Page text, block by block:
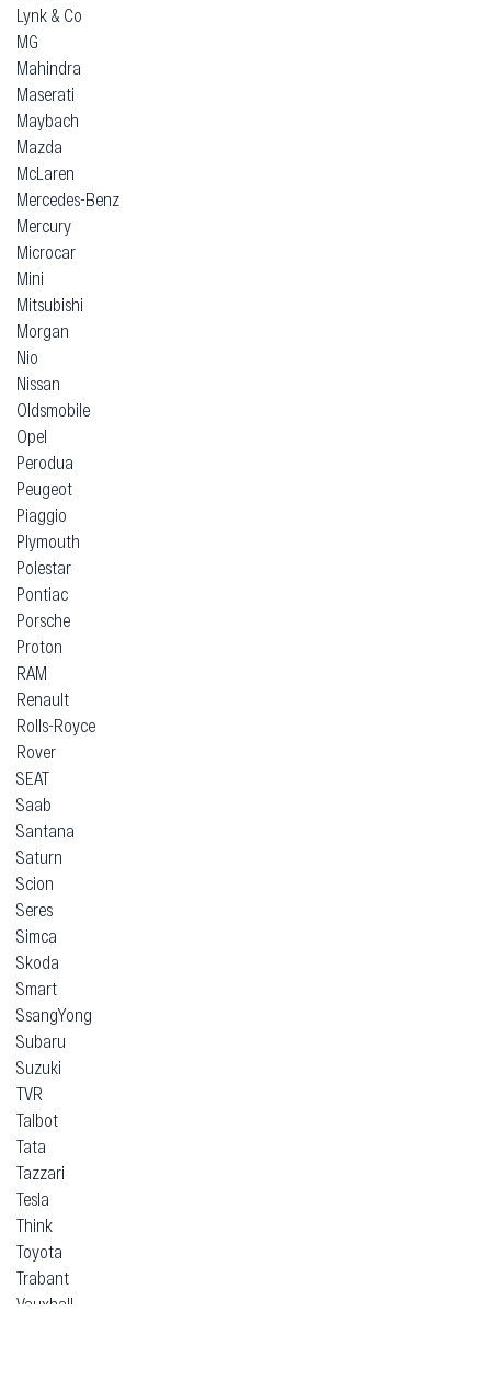
Lynk & Co
MG
Mahindra
Maserati
Maybach
Mazda
McLaren
Mercedes-Benz
Mercury
Microcar
Mini
Mitsubishi
Morgan
Nio
Nissan
Oldsmobile
Opel
Perodua
Peugeot
Piaggio
Plymouth
Polestar
Pontiac
Porsche
Proton
RAM
Renault
Rolls-Royce
Rover
SEAT
Saab
Santana
Saturn
Scion
Seres
Simca
Skoda
Smart
SsangYong
Subaru
Suzuki
TVR
Talbot
Tata
Tazzari
Tesla
Think
Toyota
Trabant
Vauxhall